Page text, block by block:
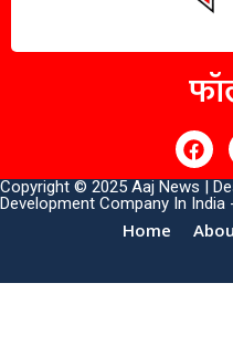
Copyright © 2025 Aaj News |
Development Company In India
Home